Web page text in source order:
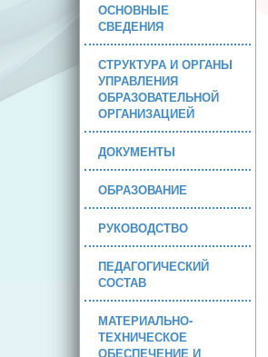
ОСНОВНЫЕ
СВЕДЕНИЯ
СТРУКТУРА И ОРГАНЫ
УПРАВЛЕНИЯ
ОБРАЗОВАТЕЛЬНОЙ
ОРГАНИЗАЦИЕЙ
ДОКУМЕНТЫ
ОБРАЗОВАНИЕ
РУКОВОДСТВО
ПЕДАГОГИЧЕСКИЙ
СОСТАВ
МАТЕРИАЛЬНО-
ТЕХНИЧЕСКОЕ
ОБЕСПЕЧЕНИЕ И